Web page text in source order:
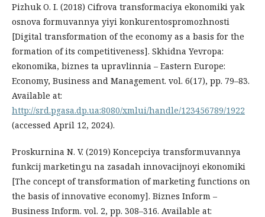
Pizhuk O. I. (2018) Cifrova transformaciya ekonomiki yak
osnova formuvannya yiyi konkurentospromozhnosti
[Digital transformation of the economy as a basis for the
formation of its competitiveness]. Skhidna Yevropa:
ekonomika, biznes ta upravlinnia – Eastern Europe:
Economy, Business and Management. vol. 6(17), рр. 79–83.
Available at:
http://srd.pgasa.dp.ua:8080/xmlui/handle/123456789/1922
(accessed April 12, 2024).
Proskurnina N. V. (2019) Koncepciya transformuvannya
funkcij marketingu na zasadah innovacijnoyi ekonomiki
[The concept of transformation of marketing functions on
the basis of innovative economy]. Biznes Inform –
Business Inform. vol. 2, рр. 308–316. Available at: